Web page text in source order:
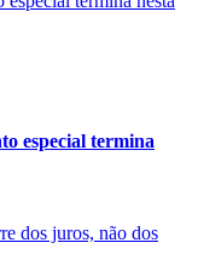
especial termina